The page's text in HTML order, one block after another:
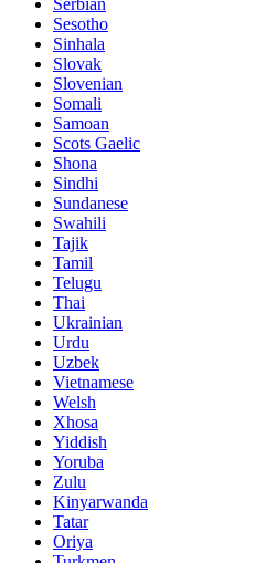
Sesotho
Sinhala
Slovak
Slovenian
Somali
Samoan
Scots Gaelic
Shona
Sindhi
Sundanese
Swahili
Tajik
Tamil
Telugu
Thai
Ukrainian
Urdu
Uzbek
Vietnamese
Welsh
Xhosa
Yiddish
Yoruba
Zulu
Kinyarwanda
Tatar
Oriya